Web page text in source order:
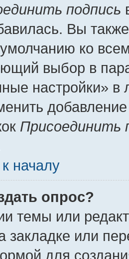
подпись
Вы
ко
выбор в
настройки»
Присоединить
началу
опрос?
темы или
закладке или
для